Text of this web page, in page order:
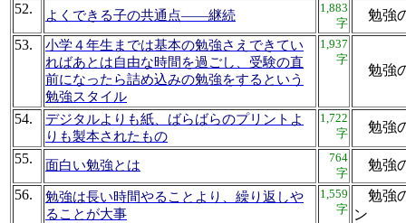
52. よくできる子の共通点――継続
1,883
字
勉
53.
小学４年生までは基本の勉強さえできてい
ればあとは自由な時間を過ごし、受験の直
前になったら詰め込みの勉強をするという
勉強スタイル
1,937
字
勉
54.
デジタルよりも紙、ばらばらのプリントよ
りも製本されたもの
1,722
字
勉
55. 面白い勉強とは
764
字
勉強
56.
勉強は長い時間やることより、繰り返しや
ることが大事
1,559
字
勉強
ン